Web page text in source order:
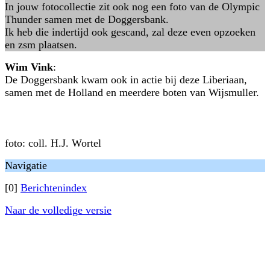
In jouw fotocollectie zit ook nog een foto van de Olympic
Thunder samen met de Doggersbank.
Ik heb die indertijd ook gescand, zal deze even opzoeken
en zsm plaatsen.
Wim Vink:
De Doggersbank kwam ook in actie bij deze Liberiaan,
samen met de Holland en meerdere boten van Wijsmuller.
foto: coll. H.J. Wortel
Navigatie
[0] Berichtenindex
Naar de volledige versie